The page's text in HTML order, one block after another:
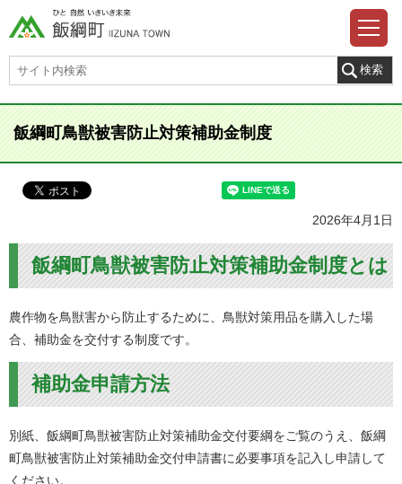
飯綱町鳥獣被害防止対策補助金制度
2026年4月1日
飯綱町鳥獣被害防止対策補助金制度とは
農作物を鳥獣害から防止するために、鳥獣対策用品を購入した場
合、補助金を交付する制度です。
補助金申請方法
別紙、飯綱町鳥獣被害防止対策補助金交付要綱をご覧のうえ、飯綱
町鳥獣被害防止対策補助金交付申請書に必要事項を記入し申請して
ください。